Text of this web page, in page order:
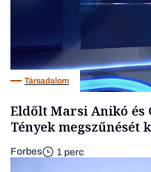
Társadalom
Eldőlt Marsi Anikó és
Tények megszűnését
Forbes 1 perc